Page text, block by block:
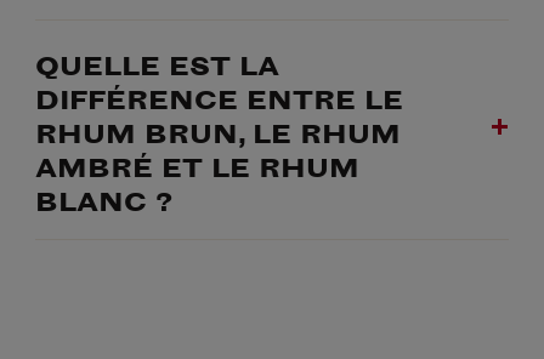
QUELLE EST LA
DIFFÉRENCE ENTRE LE
RHUM BRUN, LE RHUM
AMBRÉ ET LE RHUM
BLANC ?